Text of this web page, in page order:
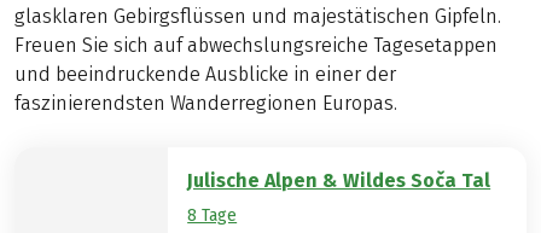
glasklaren Gebirgsflüssen und majestätischen Gipfeln.
Freuen Sie sich auf abwechslungsreiche Tagesetappen
und beeindruckende Ausblicke in einer der
faszinierendsten Wanderregionen Europas.
Julische Alpen & Wildes Soča Tal
8 Tage